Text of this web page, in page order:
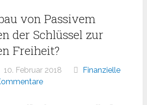
von Passivem
der Schlüssel zur
Freiheit?
10. Februar 2018
Finanzielle